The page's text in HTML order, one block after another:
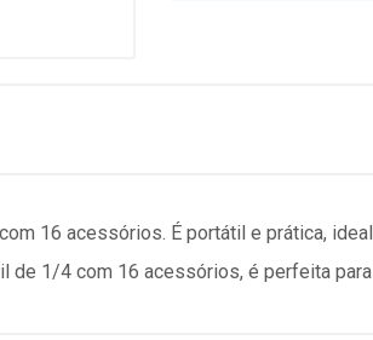
16 acessórios. É portátil e prática,
de 1/4 com 16 acessórios, é perfeita